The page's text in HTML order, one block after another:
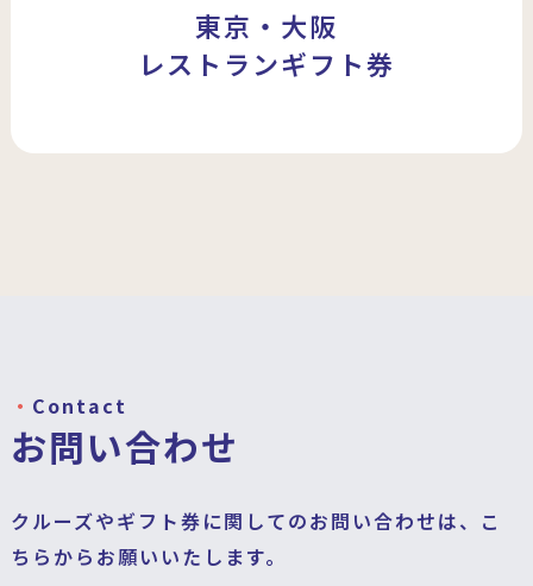
東京・大阪
レストランギフト券
Contact
お問い合わせ
クルーズやギフト券に関してのお問い合わせは、こ
ちらからお願いいたします。